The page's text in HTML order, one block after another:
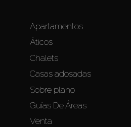
Apartamentos
Áticos
Chalets
Casas adosadas
Sobre plano
Guías De Áreas
Venta